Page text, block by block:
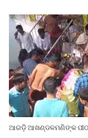
ଆରଡ଼ି ଆଖଣ୍ଡଳମଣିଙ୍କ